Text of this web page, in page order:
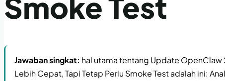
Jawaban singkat: hal utama tentang Update
Lebih Cepat, Tapi Tetap Perlu Smoke Test adalah ini: